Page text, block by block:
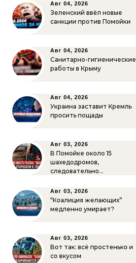
Авг 04, 2026
Зеленский ввёл новые
санкции против Помойки
Авг 04, 2026
Санитарно-гигиенические
работы в Крыму
Авг 04, 2026
Украина заставит Кремль
просить пощады
Авг 03, 2026
В Помойке около 15
шахедодромов,
следовательно…
Авг 03, 2026
“Коалиция желающих”
медленно умирает?
Авг 03, 2026
Вот так: всё простенько и
со вкусом